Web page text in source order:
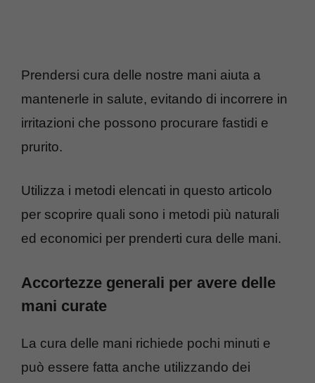
Prendersi cura delle nostre mani aiuta a
mantenerle in salute, evitando di incorrere in
irritazioni che possono procurare fastidi e
prurito.
Utilizza i metodi elencati in questo articolo
per scoprire quali sono i metodi più naturali
ed economici per prenderti cura delle mani.
Accortezze generali per avere delle
mani curate
La cura delle mani richiede pochi minuti e
può essere fatta anche utilizzando dei